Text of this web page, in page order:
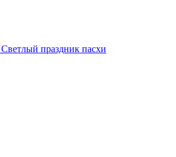
Светлый праздник пасхи